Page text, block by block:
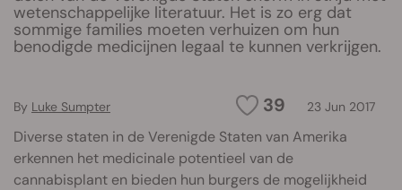
wetenschappelijke literatuur. Het is zo erg dat
sommige families moeten verhuizen om hun
benodigde medicijnen legaal te kunnen verkrijgen.
39 23 Jun 2017
By Luke Sumpter
Diverse staten in de Verenigde Staten van Amerika
erkennen het medicinale potentieel van de
cannabisplant en bieden hun burgers de mogelijkheid